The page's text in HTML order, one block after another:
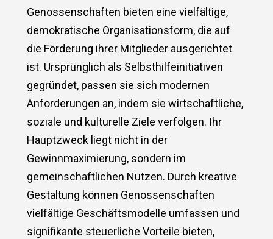
Genossenschaften bieten eine vielfältige,
demokratische Organisationsform, die auf
die Förderung ihrer Mitglieder ausgerichtet
ist. Ursprünglich als Selbsthilfeinitiativen
gegründet, passen sie sich modernen
Anforderungen an, indem sie wirtschaftliche,
soziale und kulturelle Ziele verfolgen. Ihr
Hauptzweck liegt nicht in der
Gewinnmaximierung, sondern im
gemeinschaftlichen Nutzen. Durch kreative
Gestaltung können Genossenschaften
vielfältige Geschäftsmodelle umfassen und
signifikante steuerliche Vorteile bieten,